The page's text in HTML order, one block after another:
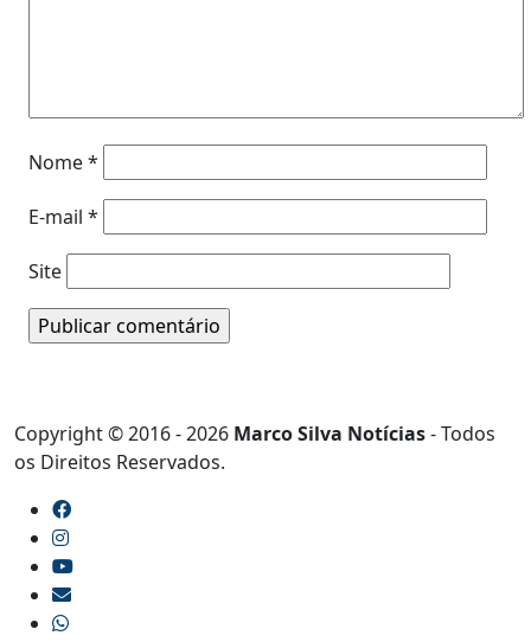
Nome*
E-mail *
Site
Copyright © 2016 - 2026 Marco Silva Notícias- Todos
os Direitos Reservados.